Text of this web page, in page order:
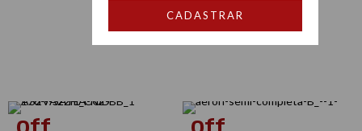
CADASTRAR